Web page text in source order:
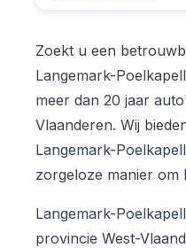
Zoekt u een
Langemark-
meer dan 20 jaar
Vlaanderen. Wij
Langemark-
zorgeloze manier
Langemark-
provincie West-